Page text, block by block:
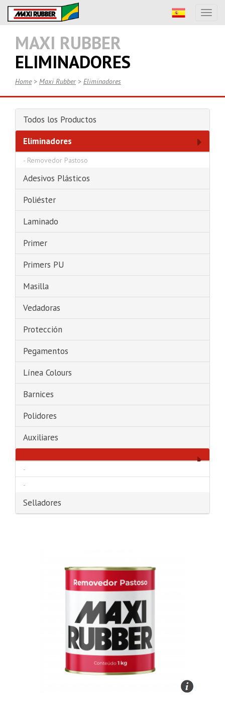
MAXI RUBBER
ELIMINADORES
Home > Maxi Rubber > Eliminadores
Todos los Productos
Eliminadores
- Removedor Pastoso
Adesivos Plásticos
Poliéster
Laminado
Primer
Primers PU
Masilla
Vedadoras
Protección
Pegamentos
Línea Colours
Barnices
Polidores
Auxiliares
-
-
Selladores